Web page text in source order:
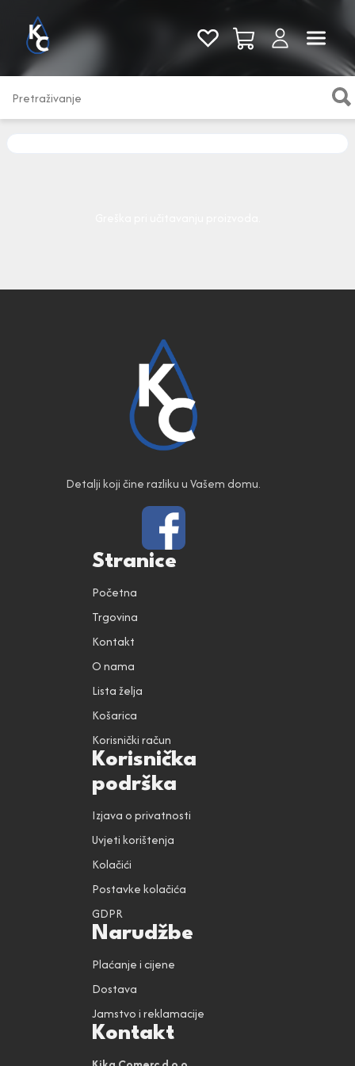
Pogledaj sve
Detalji koji čine razliku u Vašem domu.
Stranice
Početna
Trgovina
Kontakt
O nama
Lista želja
Košarica
Korisnički račun
Korisnička
podrška
Izjava o privatnosti
Uvjeti korištenja
Kolačići
Postavke kolačića
GDPR
Narudžbe
Plaćanje i cijene
Dostava
Jamstvo i reklamacije
Kontakt